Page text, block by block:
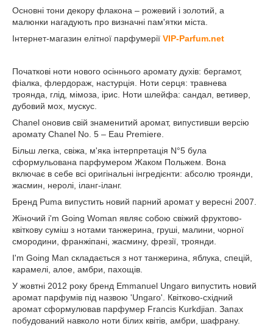
Основні тони декору флакона – рожевий і золотий, а
малюнки нагадують про визначні пам'ятки міста.
Інтернет-магазин елітної парфумерії VIP-Parfum.net
Початкові ноти нового осіннього аромату духів: бергамот,
фіалка, флердораж, настурція. Ноти серця: травнева
троянда, глід, мімоза, ірис. Ноти шлейфа: сандал, ветивер,
дубовий мох, мускус.
Chanel оновив свій знаменитий аромат, випустивши версію
аромату Chanel No. 5 – Eau Premiere.
Більш легка, свіжа, м'яка інтерпретація N°5 була
сформульована парфумером Жаком Польжем. Вона
включає в себе всі оригінальні інгредієнти: абсолю троянди,
жасмин, неролі, іланг-іланг.
Бренд Puma випустить новий парний аромат у вересні 2007.
Жіночий i'm Going Woman являє собою свіжий фруктово-
квіткову суміш з нотами танжерина, груші, малини, чорної
смородини, франжіпані, жасмину, фрезії, троянди.
I'm Going Man складається з нот танжерина, яблука, спецій,
карамелі, алое, амбри, пахощів.
У жовтні 2012 року бренд Emmanuel Ungaro випустить новий
аромат парфумів під назвою 'Ungaro'. Квітково-східний
аромат сформулював парфумер Francis Kurkdjian. Запах
побудований навколо ноти білих квітів, амбри, шафрану.